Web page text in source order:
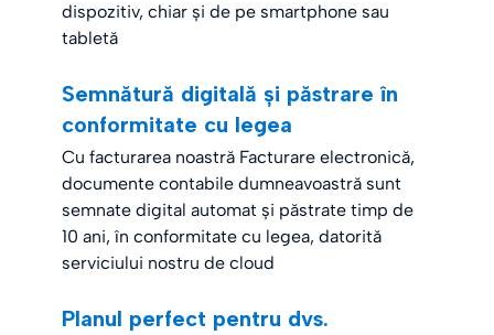
dispozitiv, chiar și de pe smartphone sau
tabletă
Semnătură digitală și păstrare în
conformitate cu legea
Cu facturarea noastră Facturare electronică,
documente contabile dumneavoastră sunt
semnate digital automat și păstrate timp de
10 ani, în conformitate cu legea, datorită
serviciului nostru de cloud
Planul perfect pentru dvs.